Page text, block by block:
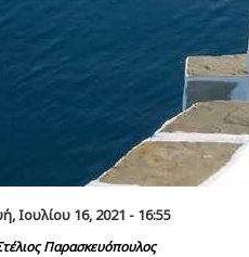
Ιουλίου 16, 2021 - 16:55
Παρασκευόπουλος